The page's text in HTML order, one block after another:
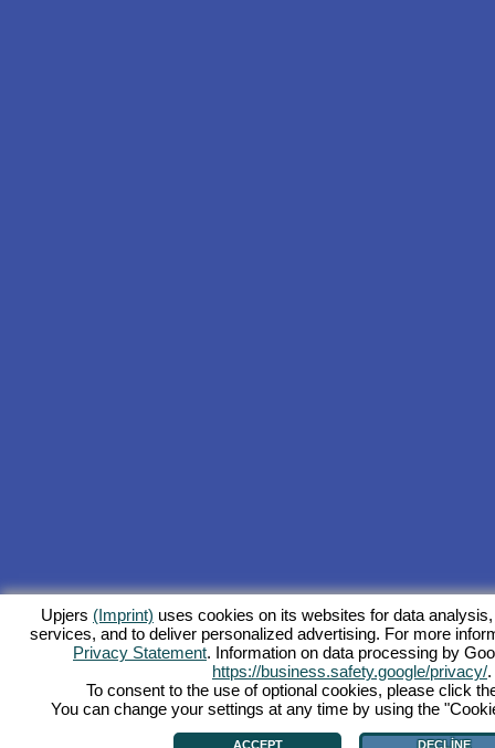
Upjers (Imprint) uses cookies on its websites for data
services, and to deliver personalized advertising. For more
Privacy Statement. Information on data processing by
https://business.safety.google/privacy/.
To consent to the use of optional cookies, please click
You can change your settings at any time by using the
ACCEPT DECLINE